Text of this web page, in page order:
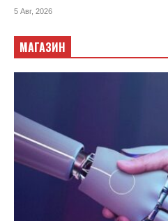
5 Авг, 2026
МАГАЗИН